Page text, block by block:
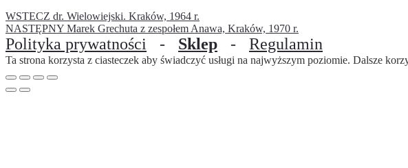
WSTECZ dr. Wielowiejski. Kraków, 1964 r.
NASTĘPNY Marek Grechuta z zespołem Anawa, Kraków, 1970 r.
Polityka prywatności - Sklep - Regulamin
Ta strona korzysta z ciasteczek aby świadczyć usługi na najwyższym poziomie. Dalsze